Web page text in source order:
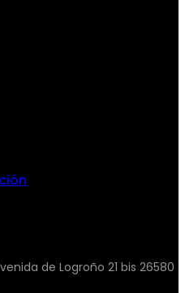
de Logroño 21 bis 26580